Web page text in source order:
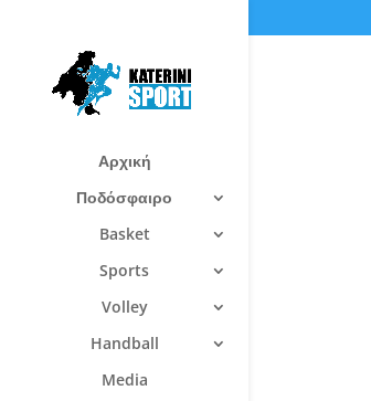
Αρχική
Ποδόσφαιρο
Basket
Sports
Volley
Handball
Media